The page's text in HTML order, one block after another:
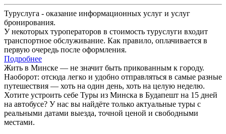
Туруслуга - оказание информационных услуг и услуг
бронирования.
У некоторых туроператоров в стоимость туруслуги входит
транспортное обслуживание. Как правило, оплачивается в
первую очередь после оформления.
Подробнее
Жить в Минске — не значит быть прикованным к городу.
Наоборот: отсюда легко и удобно отправляться в самые разные
путешествия — хоть на один день, хоть на целую неделю.
Хотите устроить себе Туры из Минска в Будапешт на 15 дней
на автобусе? У нас вы найдёте только актуальные туры с
реальными датами выезда, точной ценой и свободными
местами.